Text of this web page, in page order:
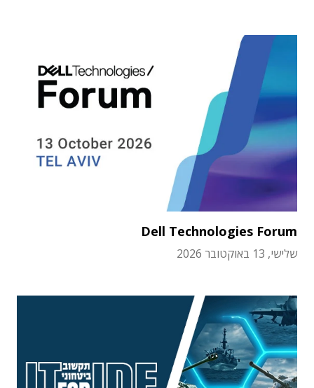
Dell Technologies Forum
שלישי, 13 באוקטובר 2026